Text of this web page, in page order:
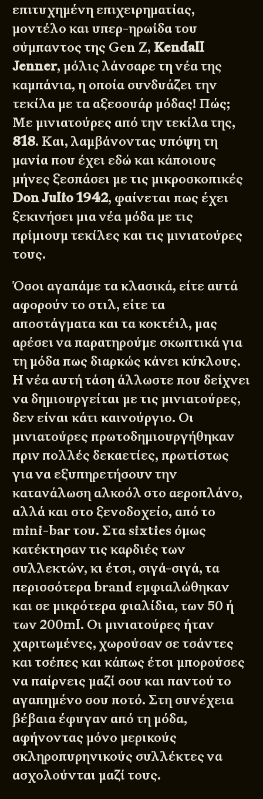
επιτυχημένη επιχειρηματίας,
μοντέλο και υπερ-ηρωίδα του
σύμπαντος της Gen Z, Kendall
Jenner, μόλις λάνσαρε τη νέα της
καμπάνια, η οποία συνδυάζει την
τεκίλα με τα αξεσουάρ μόδας! Πώς;
Με μινιατούρες από την τεκίλα της,
818. Και, λαμβάνοντας υπόψη τη
μανία που έχει εδώ και κάποιους
μήνες ξεσπάσει με τις μικροσκοπικές
Don Julio 1942, φαίνεται πως έχει
ξεκινήσει μια νέα μόδα με τις
πρίμιουμ τεκίλες και τις μινιατούρες
τους.
Όσοι αγαπάμε τα κλασικά, είτε αυτά
αφορούν το στιλ, είτε τα
αποστάγματα και τα κοκτέιλ, μας
αρέσει να παρατηρούμε σκωπτικά για
τη μόδα πως διαρκώς κάνει κύκλους.
Η νέα αυτή τάση άλλωστε που δείχνει
να δημιουργείται με τις μινιατούρες,
δεν είναι κάτι καινούργιο. Οι
μινιατούρες πρωτοδημιουργήθηκαν
πριν πολλές δεκαετίες, πρωτίστως
για να εξυπηρετήσουν την
κατανάλωση αλκοόλ στο αεροπλάνο,
αλλά και στο ξενοδοχείο, από το
mini-bar του. Στα sixties όμως
κατέκτησαν τις καρδιές των
συλλεκτών, κι έτσι, σιγά-σιγά, τα
περισσότερα brand εμφιαλώθηκαν
και σε μικρότερα φιαλίδια, των 50 ή
των 200ml. Οι μινιατούρες ήταν
χαριτωμένες, χωρούσαν σε τσάντες
και τσέπες και κάπως έτσι μπορούσες
να παίρνεις μαζί σου και παντού το
αγαπημένο σου ποτό. Στη συνέχεια
βέβαια έφυγαν από τη μόδα,
αφήνοντας μόνο μερικούς
σκληροπυρηνικούς συλλέκτες να
ασχολούνται μαζί τους.